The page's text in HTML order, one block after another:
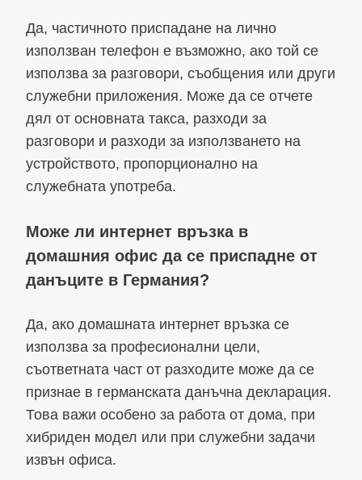
Да, частичното приспадане на лично
използван телефон е възможно, ако той се
използва за разговори, съобщения или други
служебни приложения. Може да се отчете
дял от основната такса, разходи за
разговори и разходи за използването на
устройството, пропорционално на
служебната употреба.
Може ли интернет връзка в
домашния офис да се приспадне от
данъците в Германия?
Да, ако домашната интернет връзка се
използва за професионални цели,
съответната част от разходите може да се
признае в германската данъчна декларация.
Това важи особено за работа от дома, при
хибриден модел или при служебни задачи
извън офиса.